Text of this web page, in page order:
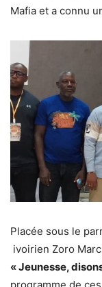
Mafia et a connu
Placée sous le
ivoirien Zoro
« Jeunesse,